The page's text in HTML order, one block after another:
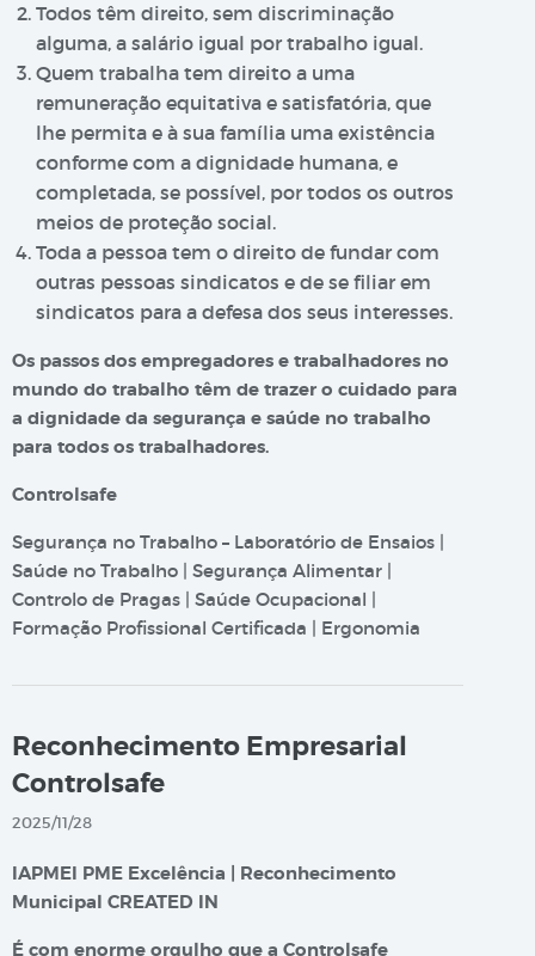
Todos têm direito, sem discriminação
alguma, a salário igual por trabalho igual.
Quem trabalha tem direito a uma
remuneração equitativa e satisfatória, que
lhe permita e à sua família uma existência
conforme com a dignidade humana, e
completada, se possível, por todos os outros
meios de proteção social.
Toda a pessoa tem o direito de fundar com
outras pessoas sindicatos e de se filiar em
sindicatos para a defesa dos seus interesses.
Os passos dos empregadores e trabalhadores no
mundo do trabalho têm de trazer o cuidado para
a dignidade da segurança e saúde no trabalho
para todos os trabalhadores.
Controlsafe
Segurança no Trabalho – Laboratório de Ensaios |
Saúde no Trabalho | Segurança Alimentar |
Controlo de Pragas | Saúde Ocupacional |
Formação Profissional Certificada | Ergonomia
Reconhecimento Empresarial
Controlsafe
2025/11/28
IAPMEI PME Excelência | Reconhecimento
Municipal CREATED IN
É com enorme orgulho que a Controlsafe